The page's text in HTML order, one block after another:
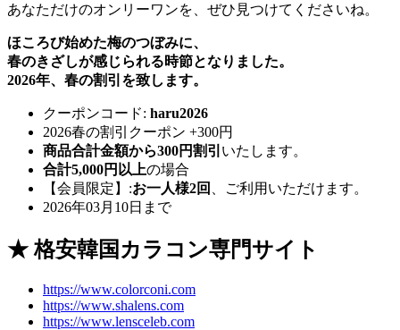
あなただけのオンリーワンを、ぜひ見つけてくださいね。
ほころび始めた梅のつぼみに、
春のきざしが感じられる時節となりました。
2026年、春の割引を致します。
クーポンコード: haru2026
2026春の割引クーポン +300円
商品合計金額から300円割引 いたします。
合計5,000円以上の場合
【会員限定】:お一人様2回
、ご利用いただけます。
2026年03月10日まで
★ 格安韓国カラコン専門サイト
https://www.colorconi.com
https://www.shalens.com
https://www.lensceleb.com